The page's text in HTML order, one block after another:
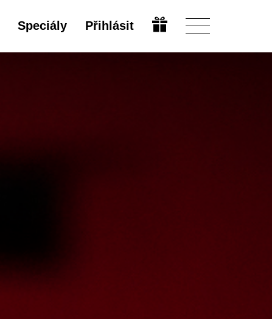
Speciály Přihlásit